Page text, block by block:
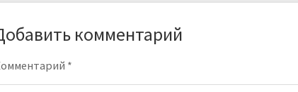
комментарий
*